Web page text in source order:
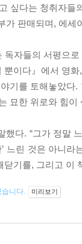
싶다는 청취자
가 판매되며, 에
독자들의 서평으
뿐이다』에서 영
기를 토해놓았다
묘한 위로와 힘이
했다. “그가 정말
느린 것은 아니
닫기를, 그리고
습니다. 미리보기